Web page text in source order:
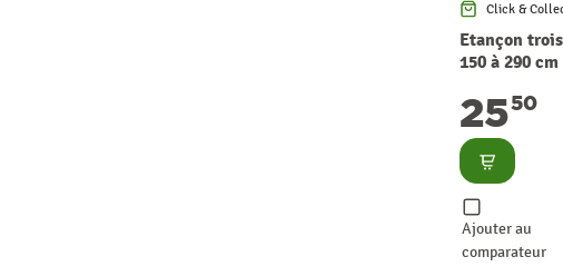
Click &
Etançon
150 à 290
2550
Consulter
Ajouter au
comparateur